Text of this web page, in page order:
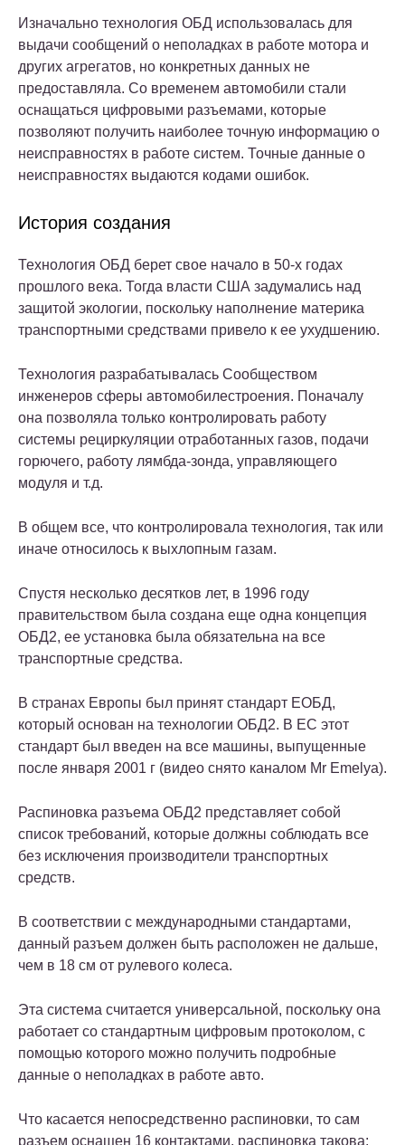
Изначально технология ОБД использовалась для
выдачи сообщений о неполадках в работе мотора и
других агрегатов, но конкретных данных не
предоставляла. Со временем автомобили стали
оснащаться цифровыми разъемами, которые
позволяют получить наиболее точную информацию о
неисправностях в работе систем. Точные данные о
неисправностях выдаются кодами ошибок.
История создания
Технология ОБД берет свое начало в 50-х годах
прошлого века. Тогда власти США задумались над
защитой экологии, поскольку наполнение материка
транспортными средствами привело к ее ухудшению.
Технология разрабатывалась Сообществом
инженеров сферы автомобилестроения. Поначалу
она позволяла только контролировать работу
системы рециркуляции отработанных газов, подачи
горючего, работу лямбда-зонда, управляющего
модуля и т.д.
В общем все, что контролировала технология, так или
иначе относилось к выхлопным газам.
Спустя несколько десятков лет, в 1996 году
правительством была создана еще одна концепция
ОБД2, ее установка была обязательна на все
транспортные средства.
В странах Европы был принят стандарт ЕОБД,
который основан на технологии ОБД2. В ЕС этот
стандарт был введен на все машины, выпущенные
после января 2001 г (видео снято каналом Mr Emelya).
Распиновка разъема ОБД2 представляет собой
список требований, которые должны соблюдать все
без исключения производители транспортных
средств.
В соответствии с международными стандартами,
данный разъем должен быть расположен не дальше,
чем в 18 см от рулевого колеса.
Эта система считается универсальной, поскольку она
работает со стандартным цифровым протоколом, с
помощью которого можно получить подробные
данные о неполадках в работе авто.
Что касается непосредственно распиновки, то сам
разъем оснащен 16 контактами, распиновка такова: